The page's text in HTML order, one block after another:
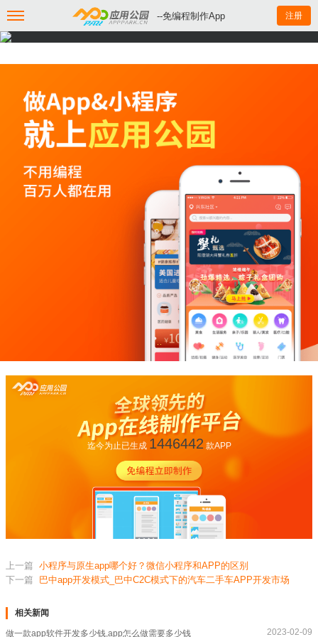
--免编程制作App 注册
迄今为止已生成 1446442 款APP
上一篇 小程序与原生app哪个好？微信小程序和APP的区别
下一篇
巴中app开发模式_巴中C2C模式下的汽车二手车APP开发市场
相关新闻
做一款app软件开发多少钱,app怎么做需要多少钱 2023-02-09